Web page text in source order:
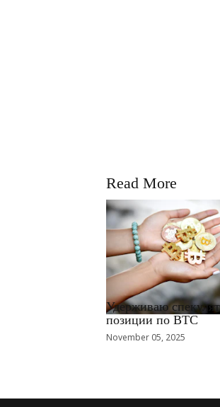
Read More
RRCNEWS_RU
Удерживаю
позиции по BTC
November 05, 2025